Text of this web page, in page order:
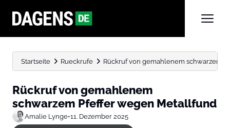
Startseite Rueckrufe Rückruf von gemahlenem schwarzem
Rückruf von gemahlenem
schwarzem Pfeffer wegen Metallfund
Amalie Lynge•11. Dezember 2025